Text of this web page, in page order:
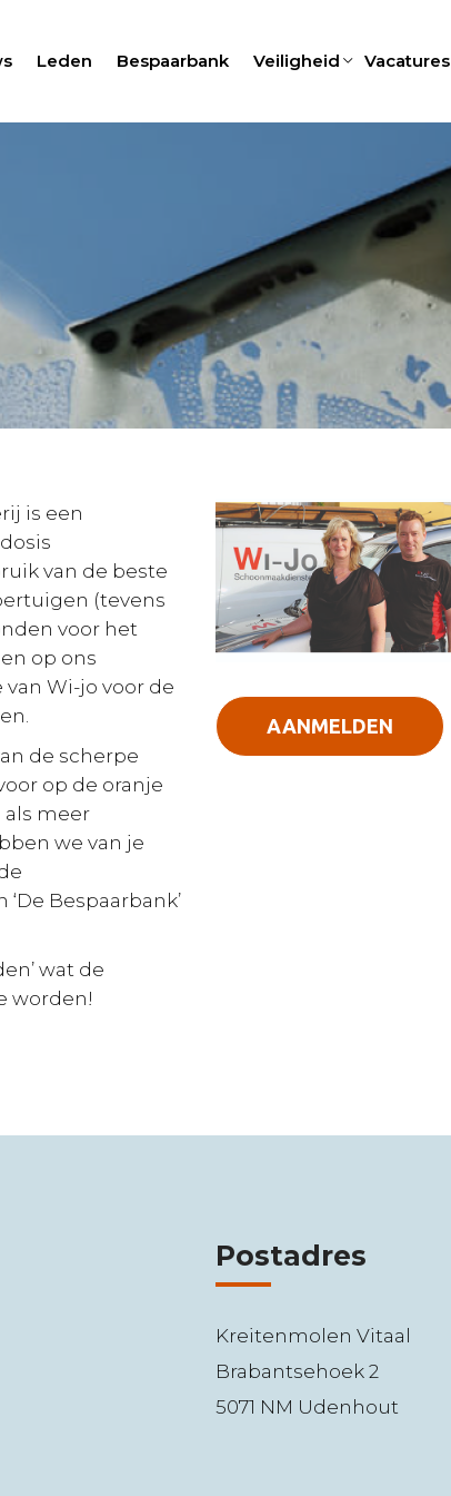
Leden Bespaarbank Veiligheid Vacatures
is een
van de beste
(tevens
voor het
op ons
Wi-jo voor de
de scherpe
op de oranje
meer
we van je
Bespaarbank’
wat de
worden!
AANMELDEN
Postadres
Kreitenmolen Vitaal
Brabantsehoek 2
5071 NM Udenhout